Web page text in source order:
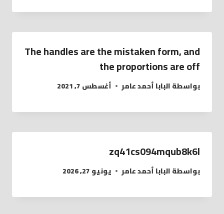
The handles are the mistaken form, and
the proportions are off
بواسطةالبابا أحمد عامر أغسطس 7, 2021
zq41cs094mqub8k6l
بواسطةالبابا أحمد عامر يونيو 27, 2026